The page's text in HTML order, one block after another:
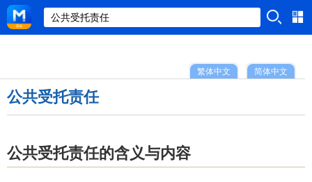
简体中文
繁体中文
公共受托责任
公共受托责任的含义与内容